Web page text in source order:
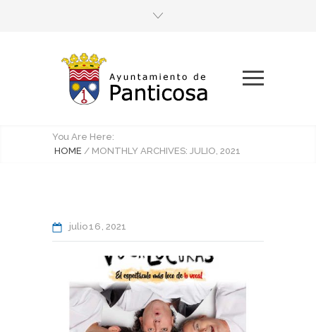
You Are Here:
HOME / MONTHLY ARCHIVES: JULIO, 2021
julio16 2021